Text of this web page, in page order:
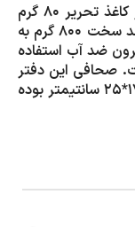
در دفتر های تولید شده توسط آی چاپ از کاغذ تحریر 80 گرم
مرغوب استفاده شده است. جلد دفتر از جلد سخت 800 گرم به
گلاسه با لمینت براق 150 میکرون ضد آب استفاده
صحافی این دفتر
فنری مارپیچ استیل می باشد. سایز دفتر 17*25 سانتیمتر بوده